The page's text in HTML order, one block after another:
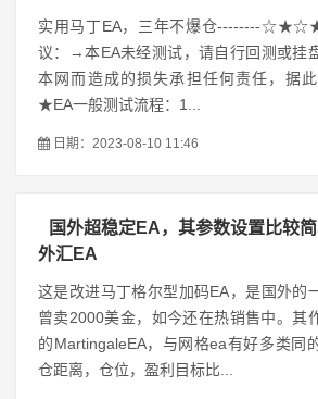
实用马丁EA，三年不爆仓--------
议：→本EA未经测试，请自行回测或挂
本网而造成的损失承担任何责任，据此
★EA一般测试流程：1...
日期：2023-08-10 11:46
国外超稳定EA，其参数设置比较
外汇EA
这是改进马丁格尔型加码EA，是国外的
曾卖2000美金，如今还在热销售中。其
的MartingaleEA，与网格ea有好多类同
仓距离，仓位，盈利目标比...